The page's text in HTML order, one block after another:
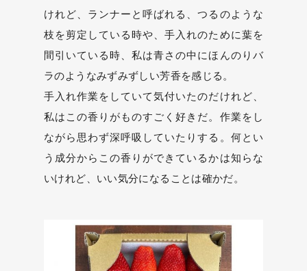
けれど、ランナーと呼ばれる、つるのような
枝を剪定している時や、手入れのために葉を
間引いている時、私は青さの中にほんのりバ
ラのようなみずみずしい芳香を感じる。
手入れ作業をしていて気付いたのだけれど、
私はこの香りがものすごく好きだ。作業をし
ながら思わず深呼吸していたりする。何とい
う成分からこの香りができているかは知らな
いけれど、いい気分になることは確かだ。